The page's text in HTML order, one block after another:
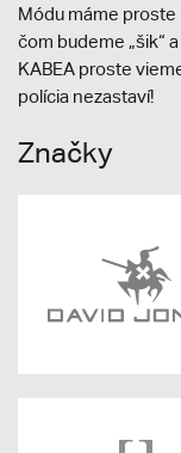
Módu máme proste
čom budeme „šik“
KABEA proste
polícia nezastaví!
Značky